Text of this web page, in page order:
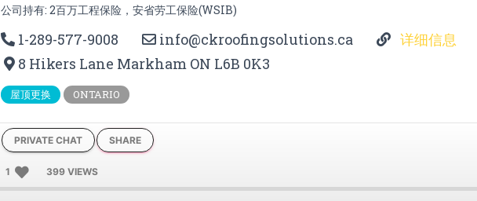
公司持有: 2百万工程保险，安省劳工保险(WSIB)
1-289-577-9008 info@ckroofingsolutions.ca
详细信息
8 Hikers Lane Markham ON L6B 0K3
屋顶更换 ONTARIO
PRIVATE CHAT SHARE
1 399 VIEWS